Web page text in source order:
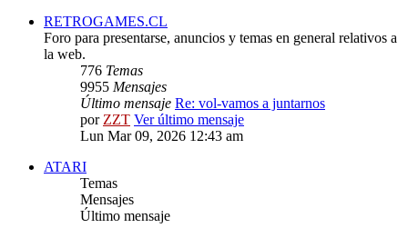
RETROGAMES.CL
Foro para presentarse, anuncios y temas en general relativos a
la web.
776 Temas
9955 Mensajes
Último mensaje Re: vol-vamos a juntarnos
porZZT Ver último mensaje
Lun Mar 09, 2026 12:43 am
ATARI
Temas
Mensajes
Último mensaje